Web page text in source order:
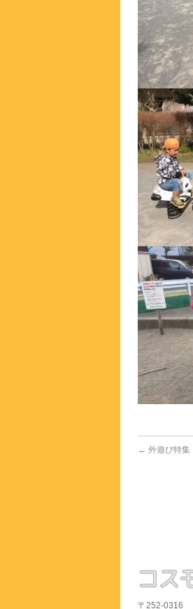
← 外遊び特集
〒252-0316